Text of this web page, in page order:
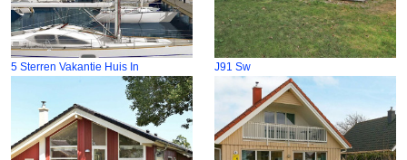
5 Sterren Vakantie Huis In J91 Sw